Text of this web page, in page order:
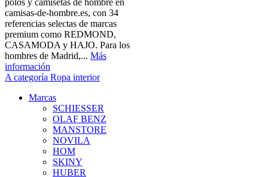
polos y camisetas de hombre en
camisas-de-hombre.es, con 34
referencias selectas de marcas
premium como REDMOND,
CASAMODA y HAJO. Para los
hombres de Madrid,... Más
información
A categoría Ropa interior
Marcas
SCHIESSER
OLAF BENZ
MANSTORE
NOVILA
HOM
SKINY
HUBER